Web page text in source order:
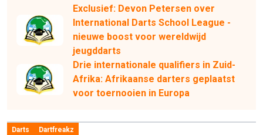
Exclusief: Devon Petersen over
International Darts School League -
nieuwe boost voor wereldwijd
jeugddarts
Drie internationale qualifiers in Zuid-
Afrika: Afrikaanse darters geplaatst
voor toernooien in Europa
Darts Dartfreakz